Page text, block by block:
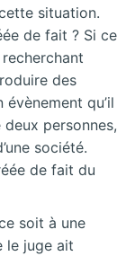
situation.
de fait ? Si ce
des
qu’il
deux personnes,
société.
de fait du
soit à une
le juge ait